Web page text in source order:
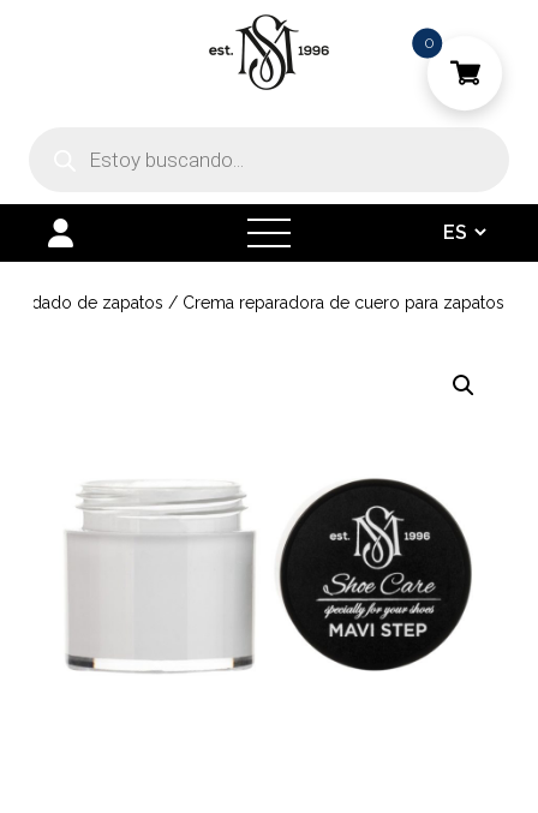
productos
open
menu
cuidado de zapatos / Crema reparadora de cuero para zapatos
0